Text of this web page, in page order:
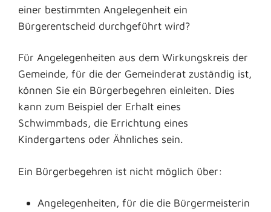
einer bestimmten Angelegenheit ein
Bürgerentscheid durchgeführt wird?
Für Angelegenheiten aus dem Wirkungskreis der
Gemeinde, für die der Gemeinderat zuständig ist,
können Sie ein Bürgerbegehren einleiten. Dies
kann zum Beispiel der Erhalt eines
Schwimmbads, die Errichtung eines
Kindergartens oder Ähnliches sein.
Ein Bürgerbegehren ist nicht möglich über:
Angelegenheiten, für die die Bürgermeisterin